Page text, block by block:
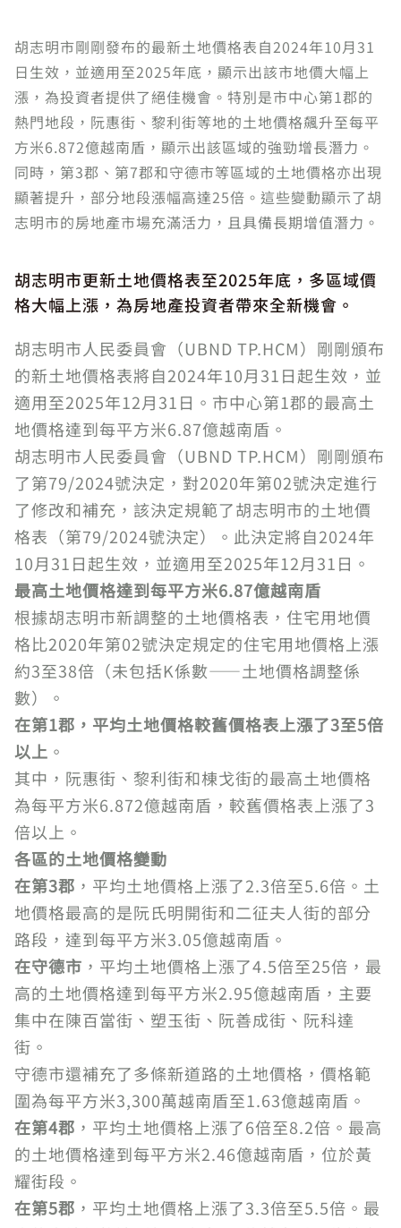
胡志明市剛剛發布的最新土地價格表自2024年10月31
日生效，並適用至2025年底，顯示出該市地價大幅上
漲，為投資者提供了絕佳機會。特別是市中心第1郡的
熱門地段，阮惠街、黎利街等地的土地價格飆升至每平
方米6.872億越南盾，顯示出該區域的強勁增長潛力。
同時，第3郡、第7郡和守德市等區域的土地價格亦出現
顯著提升，部分地段漲幅高達25倍。這些變動顯示了胡
志明市的房地產市場充滿活力，且具備長期增值潛力。
胡志明市更新土地價格表至2025年底，多區域價
格大幅上漲，為房地產投資者帶來全新機會。
胡志明市人民委員會（UBND TP.HCM）剛剛頒布
的新土地價格表將自2024年10月31日起生效，並
適用至2025年12月31日。市中心第1郡的最高土
地價格達到每平方米6.87億越南盾。
胡志明市人民委員會（UBND TP.HCM）剛剛頒布
了第79/2024號決定，對2020年第02號決定進行
了修改和補充，該決定規範了胡志明市的土地價
格表（第79/2024號決定）。此決定將自2024年
10月31日起生效，並適用至2025年12月31日。
最高土地價格達到每平方米6.87億越南盾
根據胡志明市新調整的土地價格表，住宅用地價
格比2020年第02號決定規定的住宅用地價格上漲
約3至38倍（未包括K係數——土地價格調整係
數）。
在第1郡，平均土地價格較舊價格表上漲了3至5倍
以上 。
其中，阮惠街、黎利街和棟戈街的最高土地價格
為每平方米6.872億越南盾，較舊價格表上漲了3
倍以上。
各區的土地價格變動
在第3郡 ，平均土地價格上漲了2.3倍至5.6倍。土
地價格最高的是阮氏明開街和二征夫人街的部分
路段，達到每平方米3.05億越南盾。
在守德市 ，平均土地價格上漲了4.5倍至25倍，最
高的土地價格達到每平方米2.95億越南盾，主要
集中在陳百當街、塑玉街、阮善成街、阮科達
街。
守德市還補充了多條新道路的土地價格，價格範
圍為每平方米3,300萬越南盾至1.63億越南盾。
在第4郡 ，平均土地價格上漲了6倍至8.2倍。最高
的土地價格達到每平方米2.46億越南盾，位於黃
耀街段。
在第5郡 ，平均土地價格上漲了3.3倍至5.5倍。最